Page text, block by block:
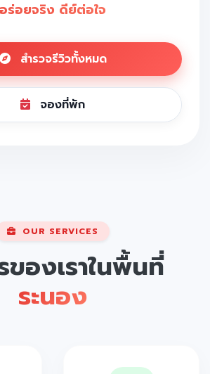
อร่อยจริง ดีย์ต่อใจ
สำรวจรีวิวทั้งหมด
จองที่พัก
OUR SERVICES
ของเราในพื้นที่
ระนอง